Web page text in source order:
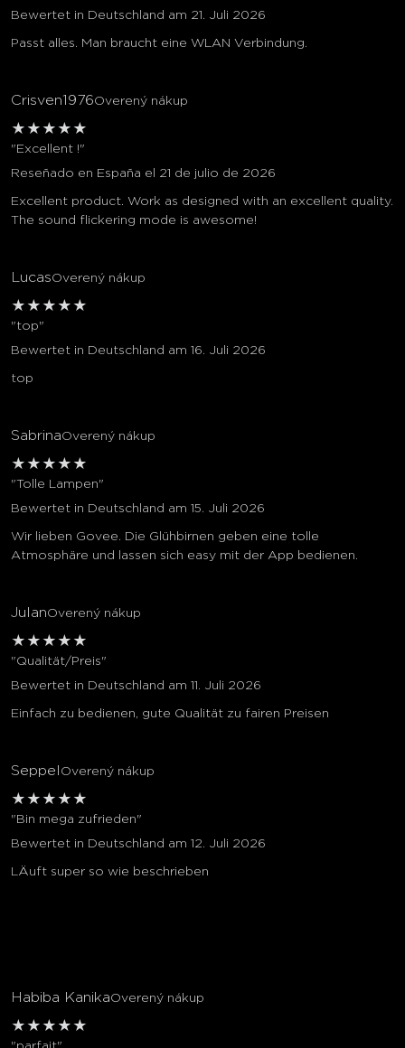
Bewertet in Deutschland am 21. Juli 2026
Passt alles. Man braucht eine WLAN Verbindung.
Crisven1976Overený nákup
★ ★ ★ ★ ★
"Excellent !"
Reseñado en España el 21 de julio de 2026
Excellent product. Work as designed with an excellent quality.
The sound flickering mode is awesome!
LucasOverený nákup
★ ★ ★ ★ ★
"top"
Bewertet in Deutschland am 16. Juli 2026
top
SabrinaOverený nákup
★ ★ ★ ★ ★
"Tolle Lampen"
Bewertet in Deutschland am 15. Juli 2026
Wir lieben Govee. Die Glühbirnen geben eine tolle
Atmosphäre und lassen sich easy mit der App bedienen.
JulanOverený nákup
★ ★ ★ ★ ★
"Qualität/Preis"
Bewertet in Deutschland am 11. Juli 2026
Einfach zu bedienen, gute Qualität zu fairen Preisen
Seppel Overený nákup
★ ★ ★ ★ ★
"Bin mega zufrieden"
Bewertet in Deutschland am 12. Juli 2026
LÄuft super so wie beschrieben
Habiba KanikaOverený nákup
★ ★ ★ ★ ★